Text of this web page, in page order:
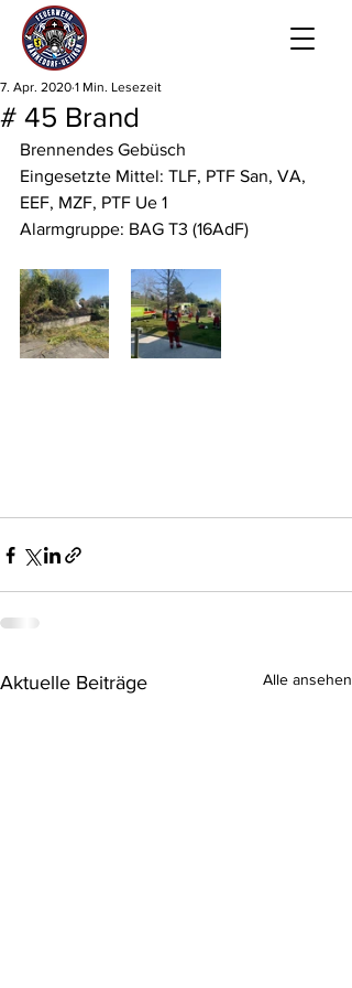
# 45 Brand
7. Apr. 2020 1 Min. Lesezeit
Brennendes Gebüsch
Eingesetzte Mittel: TLF, PTF San, VA,
EEF, MZF, PTF Ue 1
Alarmgruppe: BAG T3 (16AdF)
Aktuelle Beiträge Alle ansehen